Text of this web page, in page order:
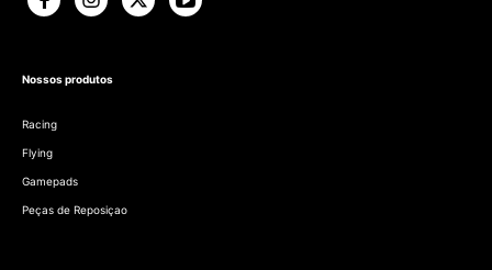
Nossos produtos
Racing
Flying
Gamepads
Peças de Reposiçao